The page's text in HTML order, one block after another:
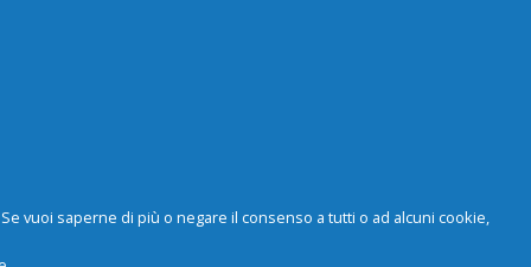
vuoi saperne di più o negare il consenso a tutti o ad alcuni cookie,